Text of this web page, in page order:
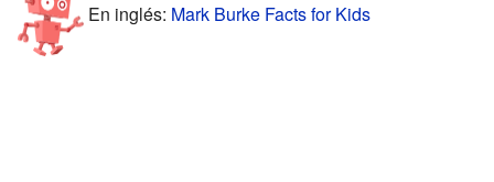
En inglés: Mark Burke Facts for Kids